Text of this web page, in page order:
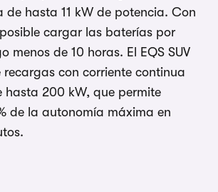
de hasta 11 kW de potencia. Con
cargar las baterías por
menos de 10 horas. El EQS SUV
con corriente continua
hasta 200 kW, que permite
de la autonomía máxima en